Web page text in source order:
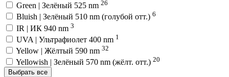
Green | Зелёный 525 nm 26
Bluish | Зелёный 510 nm (голубой отт.) 6
IR | ИК 940 nm 3
UVA | Ультрафиолет 400 nm 1
Yellow | Жёлтый 590 nm 32
Yellowish | Зелёный 570 nm (жёлт. отт.) 20
Выбрать все